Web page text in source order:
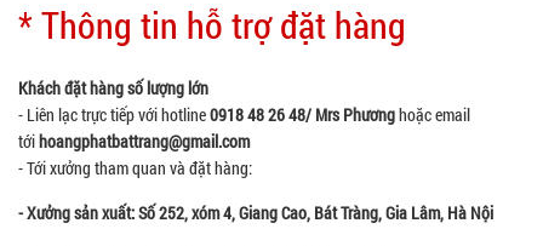
* Thông tin hỗ trợ đặt hàng
Khách đặt hàng số lượng lớn
- Liên lạc trực tiếp với hotline0918 48 26 48/ Mrs Phươnghoặc email
tớihoangphatbattrang@gmail.com
- Tới xưởng tham quan và đặt hàng:
- Xưởng sản xuất: Số 252, xóm 4, Giang Cao, Bát Tràng, Gia Lâm, Hà Nội